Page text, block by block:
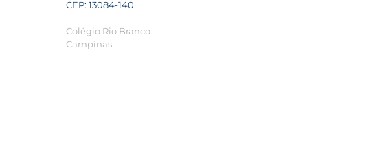
CEP: 13084-140
Colégio Rio Branco
Campinas